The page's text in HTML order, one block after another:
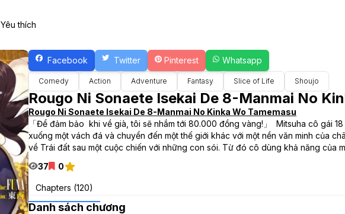
Yêu thích
Facebook Twitter Pinterest Whatsapp
Comedy Action Adventure Fantasy Slice of Life Shoujo
Rougo Ni Sonaete Isekai De 8-Manmai No
Rougo Ni Sonaete Isekai De 8-Manmai No Kinka Wo Tamemasu
「Để đảm bảo khi về già, tôi sẽ nhắm tới 80.000 đồng vàng!」 Mitsuha cô gái
xuống một vách đá và chuyển đến một thế giới khác với một nền văn minh của
về Trái đất sau một cuộc chiến với những con sói. Từ đó cô dùng khả năng của
37
0
Chapters (120)
Danh sách chương